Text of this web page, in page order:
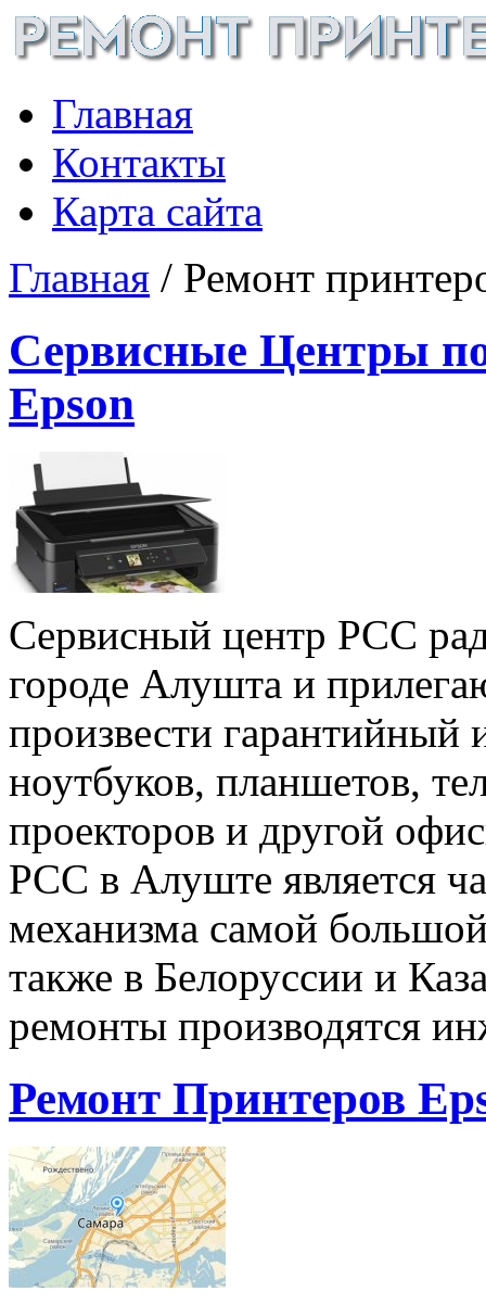
Главная
Контакты
Карта сайта
Главная / Ремонт
Сервисные Центры
Epson
Сервисный центр РСС
городе Алушта и
произвести гарантийный
ноутбуков, планшетов,
проекторов и другой
РСС в Алуште является
механизма самой
также в Белоруссии и
ремонты производятся
Ремонт Принтеров